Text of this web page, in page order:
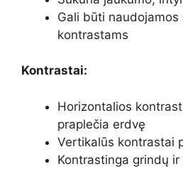
Gali būti
kontrastams
Kontrastai:
Horizontalios
praplečia erdvę
Vertikalūs kontrastai
Kontrastinga grindų